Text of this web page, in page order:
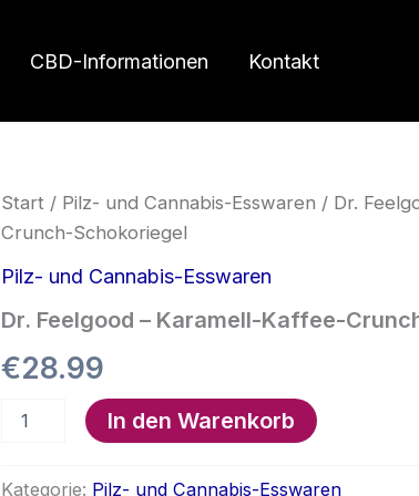
CBD-Informationen Kontakt
Start / Pilz- und Cannabis-Esswaren / Dr.
Crunch-Schokoriegel
Pilz- und Cannabis-Esswaren
Dr. Feelgood – Karamell-Kaffee-
€28.99
Feelgood
In den Warenkorb
Kategorie: Pilz- und Cannabis-Esswaren